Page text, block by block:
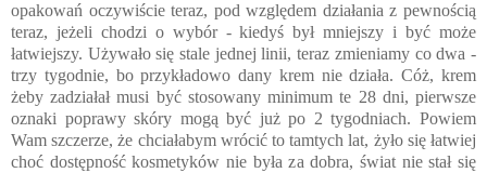
opakowań oczywiście teraz, pod względem działania z pewnością
teraz, jeżeli chodzi o wybór - kiedyś był mniejszy i być może
łatwiejszy. Używało się stale jednej linii, teraz zmieniamy co dwa -
trzy tygodnie, bo przykładowo dany krem nie działa. Cóż, krem
żeby zadziałał musi być stosowany minimum te 28 dni, pierwsze
oznaki poprawy skóry mogą być już po 2 tygodniach. Powiem
Wam szczerze, że chciałabym wrócić to tamtych lat, żyło się łatwiej
choć dostępność kosmetyków nie była za dobra, świat nie stał się